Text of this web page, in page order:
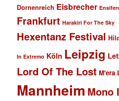
Dornenreich Eisbrecher
Frankfurt Harakiri For The Sky
Hexentanz Festival
In Extremo Köln Leipzig
Lord Of The Lost M'era
Mannheim Mono